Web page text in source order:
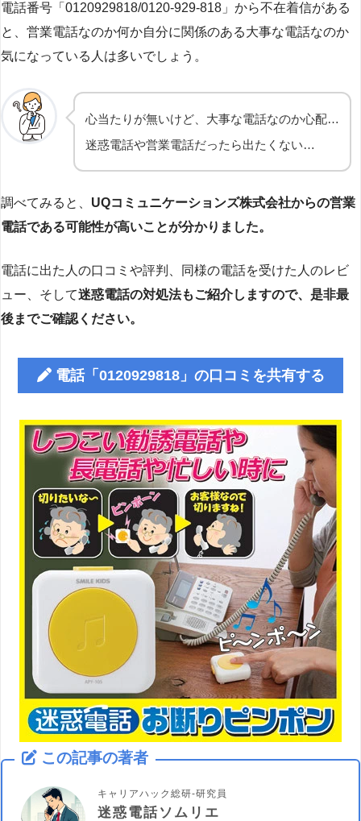
電話番号「0120929818/0120-929-818」から不在着信がある
と、営業電話なのか何か自分に関係のある大事な電話なのか
気になっている人は多いでしょう。
心当たりが無いけど、大事な電話なのか心配…
迷惑電話や営業電話だったら出たくない…
調べてみると、 UQコミュニケーションズ株式会社からの営業
電話である可能性が高いことが分かりました。
電話に出た人の口コミや評判、同様の電話を受けた人のレビ
ュー、そして迷惑電話の対処法もご紹介しますので、是非最
後までご確認ください。
電話「0120929818」の口コミを共有する
この記事の著者
キャリアハック総研-研究員
迷惑電話ソムリエ